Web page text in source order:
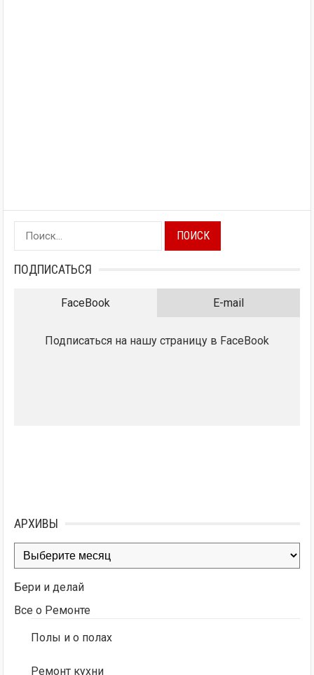
Найти:
ПОДПИСАТЬСЯ
FaceBook E-mail
Подписаться на нашу страницу в FaceBook
АРХИВЫ
Архивы
Бери и делай
Все о Ремонте
Полы и о полах
Ремонт кухни